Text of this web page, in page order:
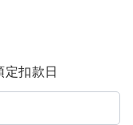
扣款日